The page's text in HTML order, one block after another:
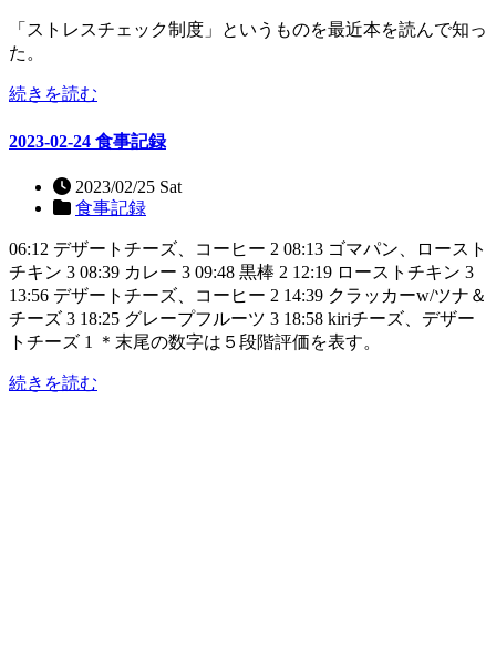
「ストレスチェック制度」というものを最近本を読んで知っ
た。
続きを読む
2023-02-24 食事記録
2023/02/25 Sat
食事記録
06:12 デザートチーズ、コーヒー 2 08:13 ゴマパン、ロースト
チキン 3 08:39 カレー 3 09:48 黒棒 2 12:19 ローストチキン 3
13:56 デザートチーズ、コーヒー 2 14:39 クラッカーw/ツナ＆
チーズ 3 18:25 グレープフルーツ 3 18:58 kiriチーズ、デザー
トチーズ 1 ＊末尾の数字は５段階評価を表す。
続きを読む